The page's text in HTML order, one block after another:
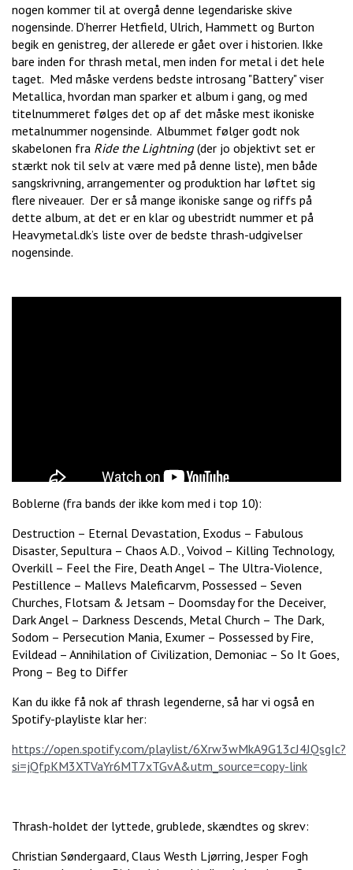
nogen kommer til at overgå denne legendariske skive
nogensinde. D’herrer Hetfield, Ulrich, Hammett og Burton
begik en genistreg, der allerede er gået over i historien. Ikke
bare inden for thrash metal, men inden for metal i det hele
taget. Med måske verdens bedste introsang "Battery" viser
Metallica, hvordan man sparker et album i gang, og med
titelnummeret følges det op af det måske mest ikoniske
metalnummer nogensinde. Albummet følger godt nok
skabelonen fra Ride the Lightning(der jo objektivt set er
stærkt nok til selv at være med på denne liste), men både
sangskrivning, arrangementer og produktion har løftet sig
flere niveauer. Der er så mange ikoniske sange og riffs på
dette album, at det er en klar og ubestridt nummer et på
Heavymetal.dk’s liste over de bedste thrash-udgivelser
nogensinde.
Boblerne (fra bands der ikke kom med i top 10):
Destruction – Eternal Devastation, Exodus – Fabulous
Disaster, Sepultura – Chaos A.D., Voivod – Killing Technology,
Overkill – Feel the Fire, Death Angel – The Ultra-Violence,
Pestillence – Mallevs Maleficarvm, Possessed – Seven
Churches, Flotsam & Jetsam – Doomsday for the Deceiver,
Dark Angel – Darkness Descends, Metal Church – The Dark,
Sodom – Persecution Mania, Exumer – Possessed by Fire,
Evildead – Annihilation of Civilization, Demoniac – So It Goes,
Prong – Beg to Differ
Kan du ikke få nok af thrash legenderne, så har vi også en
Spotify-playliste klar her:
https://open.spotify.com/playlist/6Xrw3wMkA9G13cJ4JQsgIc?
si=jQfpKM3XTVaYr6MT7xTGvA&utm_source=copy-link
Thrash-holdet der lyttede, grublede, skændtes og skrev:
Christian Søndergaard, Claus Westh Ljørring, Jesper Fogh